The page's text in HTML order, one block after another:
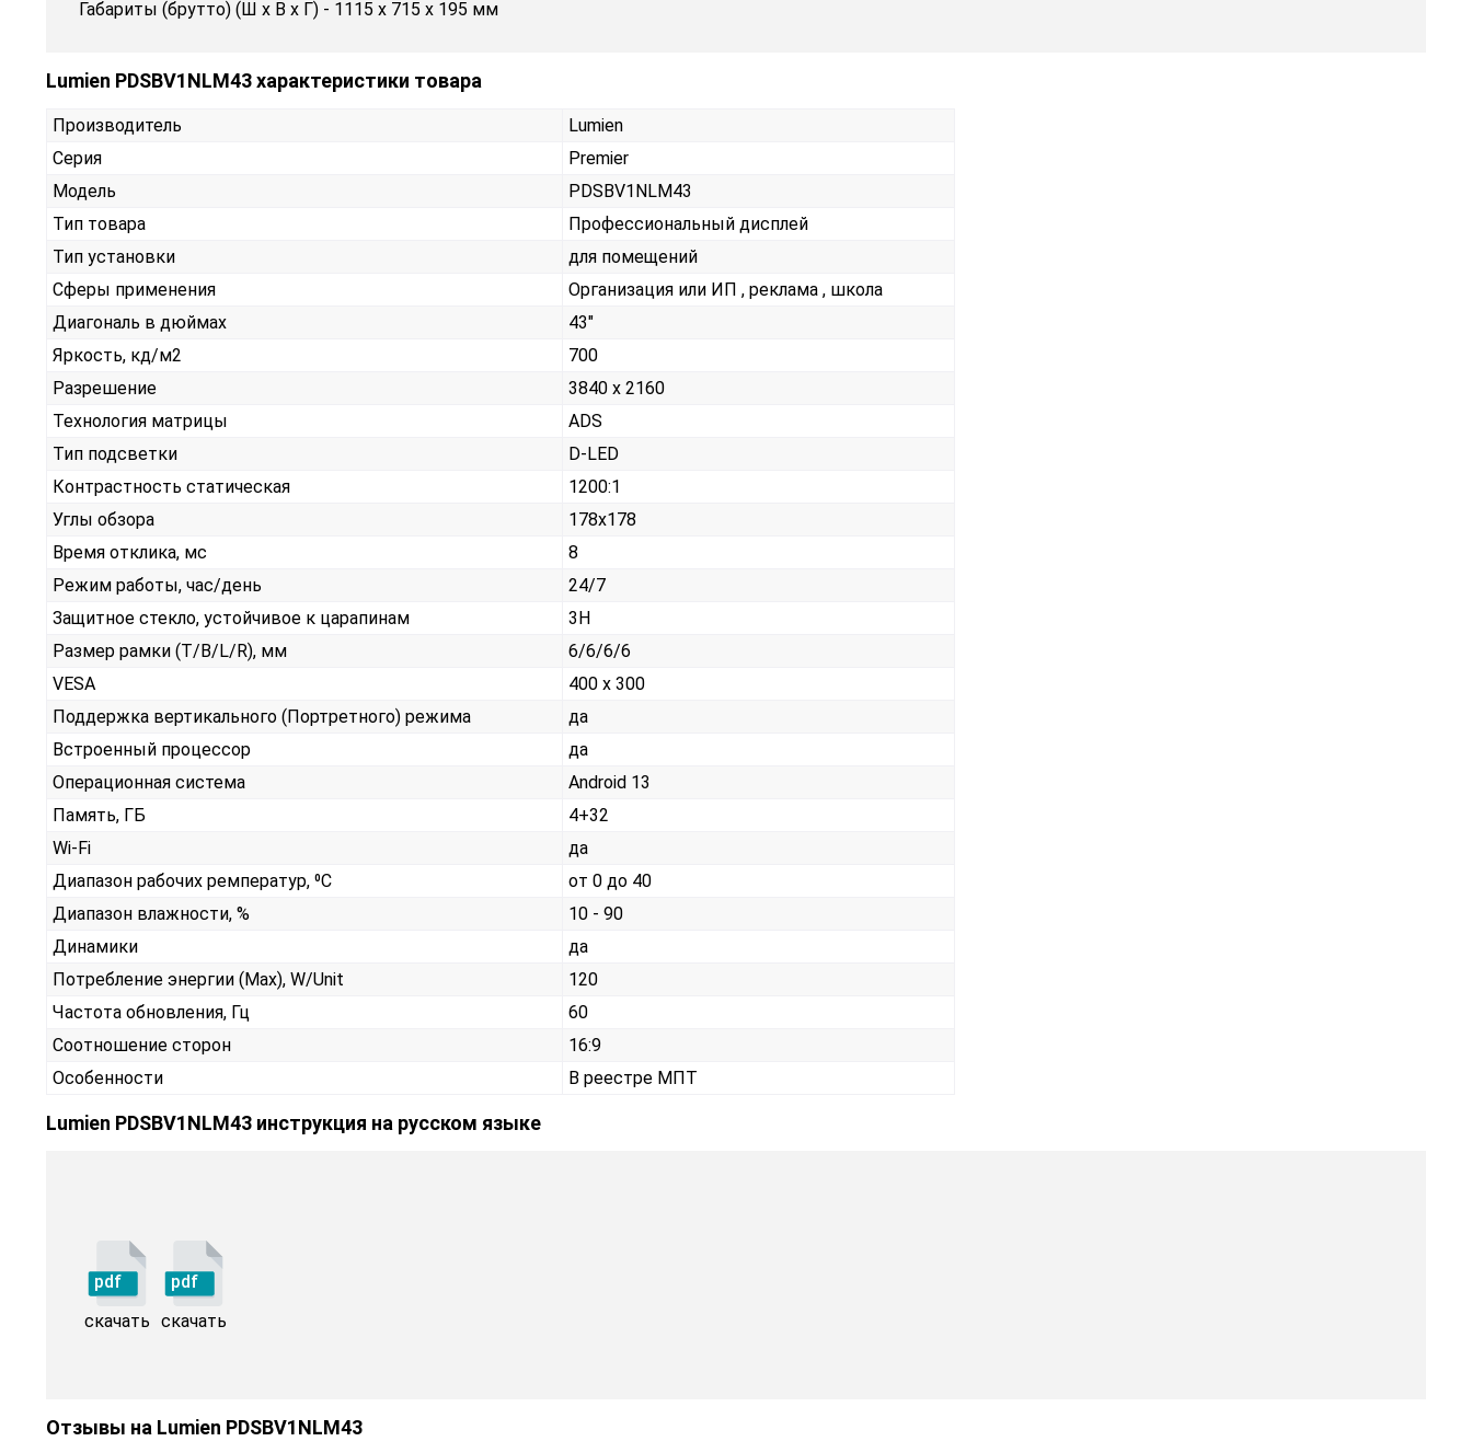
Габариты (брутто) (Ш x В x Г) - 1115 х 715 х 195 мм
Lumien PDSBV1NLM43 характеристики товара
Производитель
Lumien
Серия
Premier
Модель
PDSBV1NLM43
Тип товара
Профессиональный дисплей
Тип установки
для помещений
Сферы применения
Организация или ИП , реклама , школа
Диагональ в дюймах
43"
Яркость, кд/м2
700
Разрешение
3840 x 2160
Технология матрицы
ADS
Тип подсветки
D-LED
Контрастность статическая
1200:1
Углы обзора
178x178
Время отклика, мс
8
Режим работы, час/день
24/7
Защитное стекло, устойчивое к царапинам
3H
Размер рамки (T/B/L/R), мм
6/6/6/6
VESA
400 x 300
Поддержка вертикального (Портретного) режима
да
Встроенный процессор
да
Операционная система
Android 13
Память, ГБ
4+32
Wi-Fi
да
Диапазон рабочих ремператур, ⁰С
от 0 до 40
Диапазон влажности, %
10 - 90
Динамики
да
Потребление энергии (Max), W/Unit
120
Частота обновления, Гц
60
Соотношение сторон
16:9
Особенности
В реестре МПТ
Lumien PDSBV1NLM43 инструкция на русском языке
pdf
скачать
pdf
скачать
Отзывы на Lumien PDSBV1NLM43